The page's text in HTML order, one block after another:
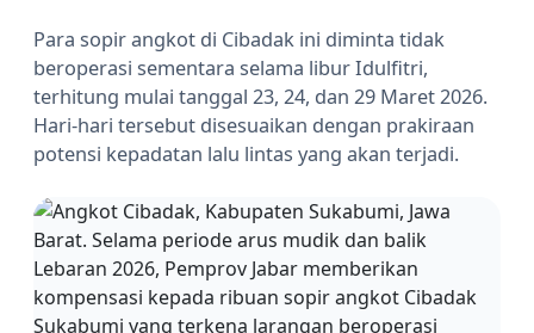
Para sopir angkot di Cibadak ini diminta tidak
beroperasi sementara selama libur Idulfitri,
terhitung mulai tanggal 23, 24, dan 29 Maret 2026.
Hari-hari tersebut disesuaikan dengan prakiraan
potensi kepadatan lalu lintas yang akan terjadi.